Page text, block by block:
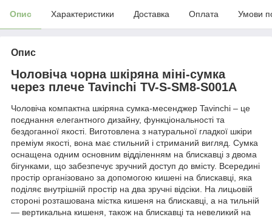
Опис Характеристики Доставка Оплата Умови
Опис
Чоловіча чорна шкіряна міні-сумка
через плече Tavinchi TV-S-SM8-S001A
Чоловіча компактна шкіряна сумка-месенджер Tavinchi – це
поєднання елегантного дизайну, функціональності та
бездоганної якості. Виготовлена з натуральної гладкої шкіри
преміум якості, вона має стильний і стриманий вигляд. Сумка
оснащена одним основним відділенням на блискавці з двома
бігунками, що забезпечує зручний доступ до вмісту. Всередині
простір організовано за допомогою кишені на блискавці, яка
поділяє внутрішній простір на два зручні відсіки. На лицьовій
стороні розташована містка кишеня на блискавці, а на тильній
— вертикальна кишеня, також на блискавці та невеликий на